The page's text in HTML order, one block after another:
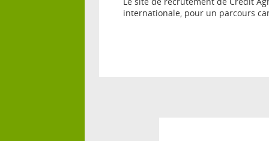
internationale, pour un parcours